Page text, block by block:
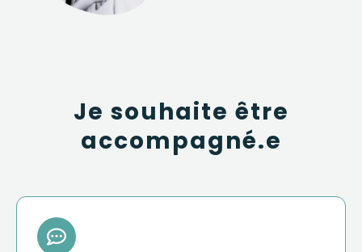
Je souhaite être
accompagné.e